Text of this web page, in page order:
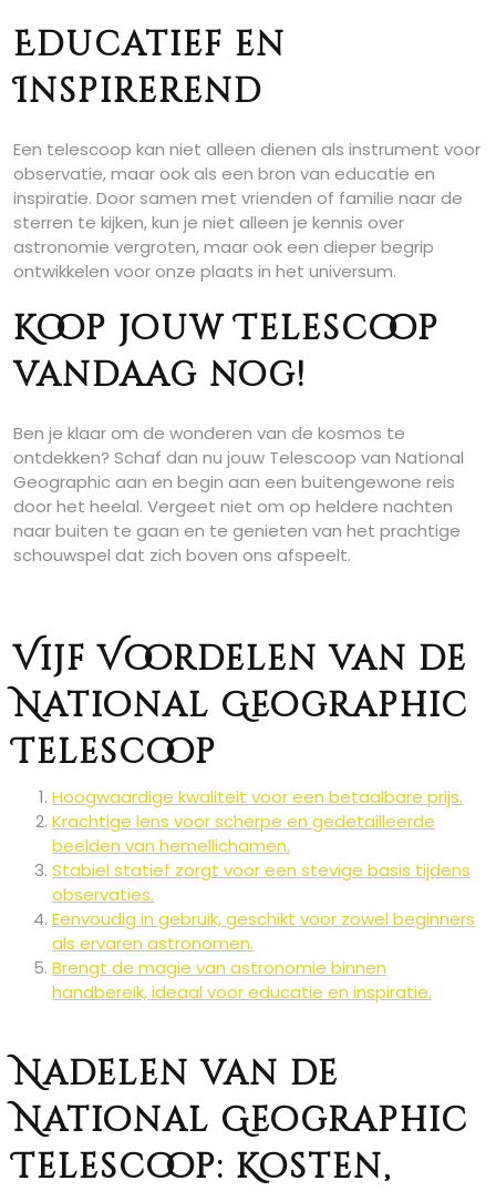
Educatief en
Inspirerend
Een telescoop kan niet alleen dienen als instrument voor
observatie, maar ook als een bron van educatie en
inspiratie. Door samen met vrienden of familie naar de
sterren te kijken, kun je niet alleen je kennis over
astronomie vergroten, maar ook een dieper begrip
ontwikkelen voor onze plaats in het universum.
Koop jouw Telescoop
vandaag nog!
Ben je klaar om de wonderen van de kosmos te
ontdekken? Schaf dan nu jouw Telescoop van National
Geographic aan en begin aan een buitengewone reis
door het heelal. Vergeet niet om op heldere nachten
naar buiten te gaan en te genieten van het prachtige
schouwspel dat zich boven ons afspeelt.
Vijf Voordelen van de
National Geographic
Telescoop
Hoogwaardige kwaliteit voor een betaalbare prijs.
Krachtige lens voor scherpe en gedetailleerde
beelden van hemellichamen.
Stabiel statief zorgt voor een stevige basis tijdens
observaties.
Eenvoudig in gebruik, geschikt voor zowel beginners
als ervaren astronomen.
Brengt de magie van astronomie binnen
handbereik, ideaal voor educatie en inspiratie.
Nadelen van de
National Geographic
Telescoop: Kosten,